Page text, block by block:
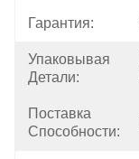
Гарантия:
Упаковывая
Детали:
Поставка
Способности: